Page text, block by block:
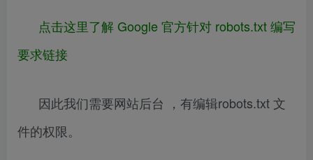
点击这里了解 Google 官方针对 robots.txt 编写
要求链接
因此我们需要网站后台 ，有编辑robots.txt 文
件的权限。